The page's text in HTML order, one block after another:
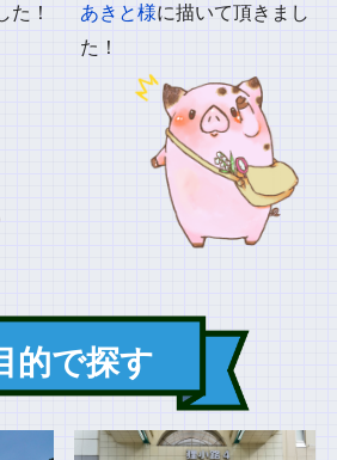
た！ あきと様に描いて頂きまし
た！
的で探す